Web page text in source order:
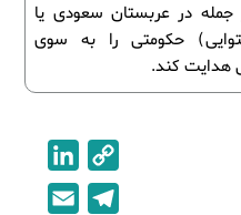
جمله در عربستان سعودی یا
حکومتی را به سوی
هدایت کند.
o
i